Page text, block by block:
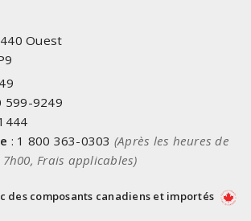
Ouest
599-9249
: 1 800 363-0303 (Après les heures de
Frais applicables)
des composants canadiens et importés